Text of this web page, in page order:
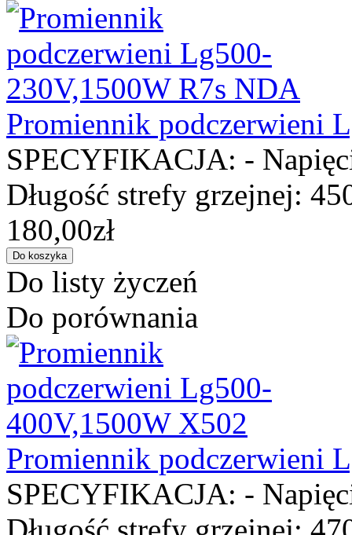
Promiennik podczerwieni
SPECYFIKACJA: -
Długość strefy grzejnej:
180,00zł
Do listy życzeń
Do porównania
Promiennik podczerwieni
SPECYFIKACJA: -